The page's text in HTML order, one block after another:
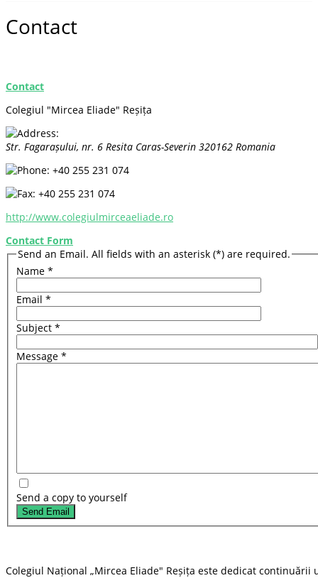
Contact
Contact
Colegiul "Mircea Eliade" Reșița
Str. Fagarașului, nr. 6 Resita Caras-Severin 320162 Romania
+40 255 231 074
+40 255 231 074
http://www.colegiulmirceaeliade.ro
Contact Form
Send an Email. All fields with an asterisk (*) are required.
Name*
Email *
Subject*
Message*
Send a copy to yourself
Send Email
Colegiul Național „Mircea Eliade" Reșița este dedicat